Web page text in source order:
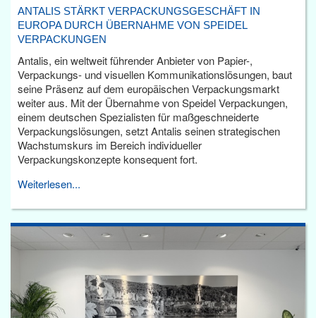
ANTALIS STÄRKT VERPACKUNGSGESCHÄFT IN
EUROPA DURCH ÜBERNAHME VON SPEIDEL
VERPACKUNGEN
Antalis, ein weltweit führender Anbieter von Papier-,
Verpackungs- und visuellen Kommunikationslösungen, baut
seine Präsenz auf dem europäischen Verpackungsmarkt
weiter aus. Mit der Übernahme von Speidel Verpackungen,
einem deutschen Spezialisten für maßgeschneiderte
Verpackungslösungen, setzt Antalis seinen strategischen
Wachstumskurs im Bereich individueller
Verpackungskonzepte konsequent fort.
Weiterlesen...